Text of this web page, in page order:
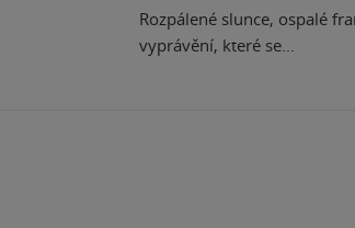
Rozpálené slunce, ospalé
vyprávění, které se...